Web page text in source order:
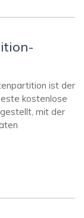
ist der
kostenlose
mit der